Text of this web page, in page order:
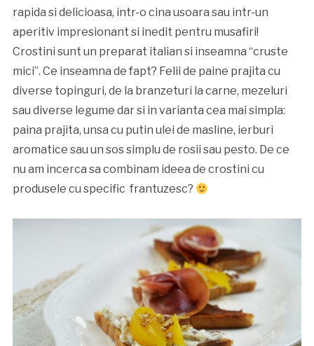
rapida si delicioasa, intr-o cina usoara sau intr-un
aperitiv impresionant si inedit pentru musafiri!
Crostini sunt un preparat italian si inseamna “cruste
mici”. Ce inseamna de fapt? Felii de paine prajita cu
diverse topinguri, de la branzeturi la carne, mezeluri
sau diverse legume dar si in varianta cea mai simpla:
paina prajita, unsa cu putin ulei de masline, ierburi
aromatice sau un sos simplu de rosii sau pesto. De ce
nu am incerca sa combinam ideea de crostini cu
produsele cu specific frantuzesc?